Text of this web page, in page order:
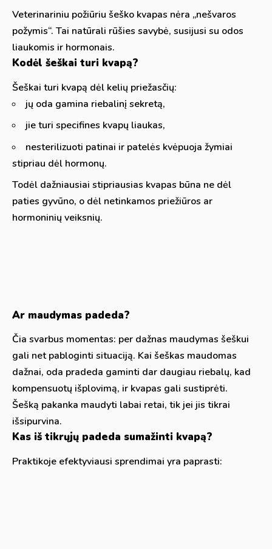
Veterinariniu požiūriu šeško kvapas nėra „nešvaros
požymis“. Tai natūrali rūšies savybė, susijusi su odos
liaukomis ir hormonais.
Kodėl šeškai turi kvapą?
Šeškai turi kvapą dėl kelių priežasčių:
jų oda gamina riebalinį sekretą,
jie turi specifines kvapų liaukas,
nesterilizuoti patinai ir patelės kvėpuoja žymiai
stipriau dėl hormonų.
Todėl dažniausiai stipriausias kvapas būna ne dėl
paties gyvūno, o dėl netinkamos priežiūros ar
hormoninių veiksnių.
Ar maudymas padeda?
Čia svarbus momentas: per dažnas maudymas šeškui
gali net pabloginti situaciją. Kai šeškas maudomas
dažnai, oda pradeda gaminti dar daugiau riebalų, kad
kompensuotų išplovimą, ir kvapas gali sustiprėti.
Šešką pakanka maudyti labai retai, tik jei jis tikrai
išsipurvina.
Kas iš tikrųjų padeda sumažinti kvapą?
Praktikoje efektyviausi sprendimai yra paprasti: